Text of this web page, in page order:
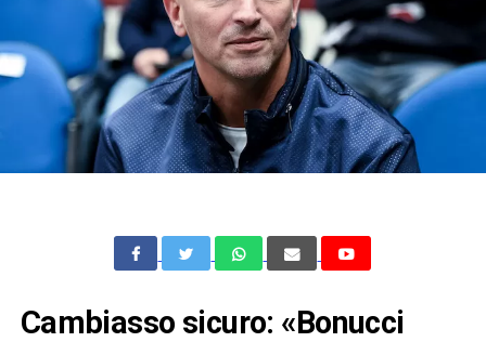
Cambiasso sicuro: «Bonucci